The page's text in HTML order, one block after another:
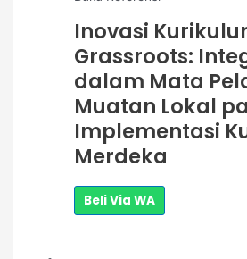
Inovasi
Grassroots:
dalam Mata
Muatan Lokal
Implementasi
Merdeka
Beli Via WA